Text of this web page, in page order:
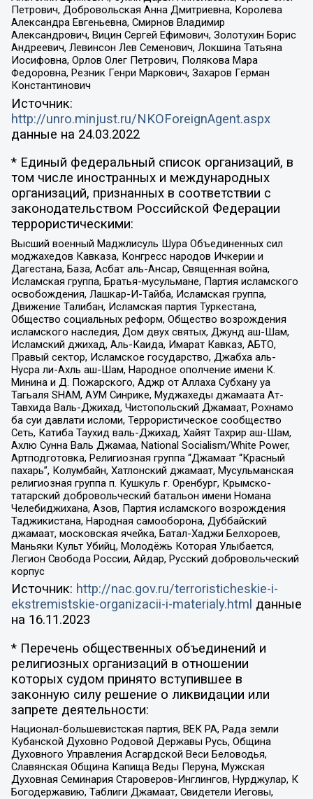
Петрович, Добровольская Анна Дмитриевна, Королева
Александра Евгеньевна, Смирнов Владимир
Александрович, Вицин Сергей Ефимович, Золотухин Борис
Андреевич, Левинсон Лев Семенович, Локшина Татьяна
Иосифовна, Орлов Олег Петрович, Полякова Мара
Федоровна, Резник Генри Маркович, Захаров Герман
Константинович
Источник:
http://unro.minjust.ru/NKOForeignAgent.aspx
данные на 24.03.2022
* Единый федеральный список организаций, в
том числе иностранных и международных
организаций, признанных в соответствии с
законодательством Российской Федерации
террористическими:
Высший военный Маджлисуль Шура Объединенных сил
моджахедов Кавказа, Конгресс народов Ичкерии и
Дагестана, База, Асбат аль-Ансар, Священная война,
Исламская группа, Братья-мусульмане, Партия исламского
освобождения, Лашкар-И-Тайба, Исламская группа,
Движение Талибан, Исламская партия Туркестана,
Общество социальных реформ, Общество возрождения
исламского наследия, Дом двух святых, Джунд аш-Шам,
Исламский джихад, Аль-Каида, Имарат Кавказ, АБТО,
Правый сектор, Исламское государство, Джабха аль-
Нусра ли-Ахль аш-Шам, Народное ополчение имени К.
Минина и Д. Пожарского, Аджр от Аллаха Субхану уа
Тагьаля SHAM, АУМ Синрике, Муджахеды джамаата Ат-
Тавхида Валь-Джихад, Чистопольский Джамаат, Рохнамо
ба суи давлати исломи, Террористическое сообщество
Сеть, Катиба Таухид валь-Джихад, Хайят Тахрир аш-Шам,
Ахлю Сунна Валь Джамаа, National Socialism/White Power,
Артподготовка, Религиозная группа “Джамаат “Красный
пахарь”, Колумбайн, Хатлонский джамаат, Мусульманская
религиозная группа п. Кушкуль г. Оренбург, Крымско-
татарский добровольческий батальон имени Номана
Челебиджихана, Азов, Партия исламского возрождения
Таджикистана, Народная самооборона, Дуббайский
джамаат, московская ячейка, Батал-Хаджи Белхороев,
Маньяки Культ Убийц, Молодёжь Которая Улыбается,
Легион Свобода России, Айдар, Русский добровольческий
корпус
Источник: http://nac.gov.ru/terroristicheskie-i-
ekstremistskie-organizacii-i-materialy.html данные
на 16.11.2023
* Перечень общественных объединений и
религиозных организаций в отношении
которых судом принято вступившее в
законную силу решение о ликвидации или
запрете деятельности:
Национал-большевистская партия, ВЕК РА, Рада земли
Кубанской Духовно Родовой Державы Русь, Община
Духовного Управления Асгардской Веси Беловодья,
Славянская Община Капища Веды Перуна, Мужская
Духовная Семинария Староверов-Инглингов, Нурджулар, К
Богодержавию, Таблиги Джамаат, Свидетели Иеговы,